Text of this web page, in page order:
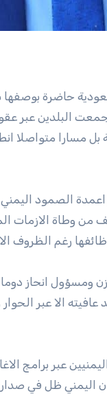
حاضرة بوصفها
جمعت البلدين عبر
مسارا متواصلا
الصمود اليمني
وطاة الازمات
رغم الظروف
انحاز دوما
الا عبر
عبر برامج
اليمني ظل في